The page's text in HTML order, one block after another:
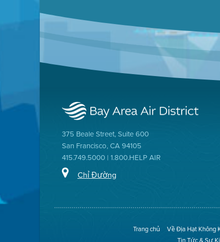
375 Beale Street, Suite 600
San Francisco, CA 94105
415.749.5000 | 1.800.HELP AIR
Chỉ Đường
Trang chủ Về Địa Hạt Không